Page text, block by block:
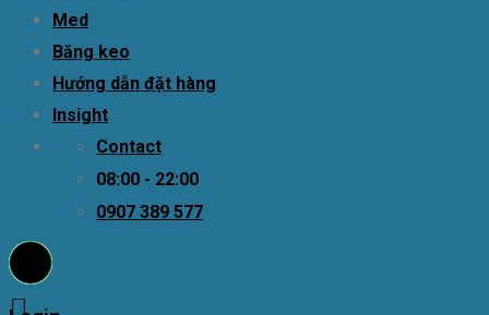
Med
Băng keo
Hướng dẫn đặt hàng
Insight
Contact
08:00 - 22:00
0907 389 577